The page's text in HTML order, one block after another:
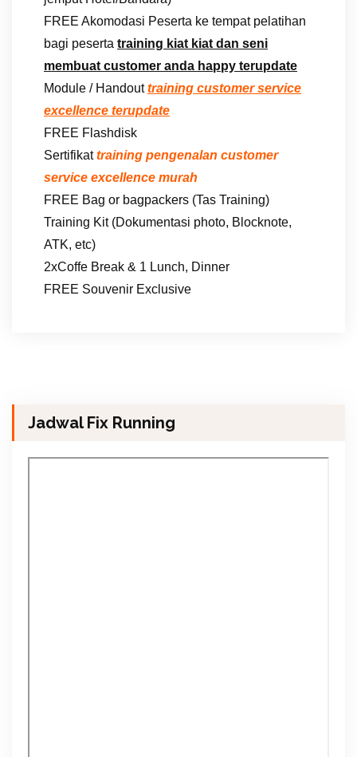
FREE Akomodasi Peserta ke tempat pelatihan
bagi peserta training kiat kiat dan seni
membuat customer anda happy terupdate
Module / Handouttraining customer service
excellence terupdate
FREE Flashdisk
Sertifikattraining pengenalan customer
service excellence murah
FREE Bag or bagpackers (Tas Training)
Training Kit (Dokumentasi photo, Blocknote,
ATK, etc)
2xCoffe Break & 1 Lunch, Dinner
FREE Souvenir Exclusive
Jadwal Fix Running